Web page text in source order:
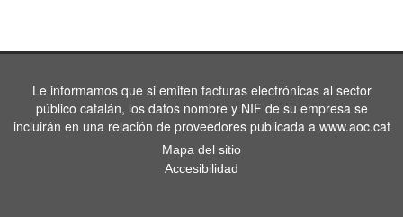
Le informamos que si emiten facturas electrónicas al sector
público catalán, los datos nombre y NIF de su empresa se
incluirán en una relación de proveedores publicada a www.aoc.cat
Mapa del sitio
Accesibilidad